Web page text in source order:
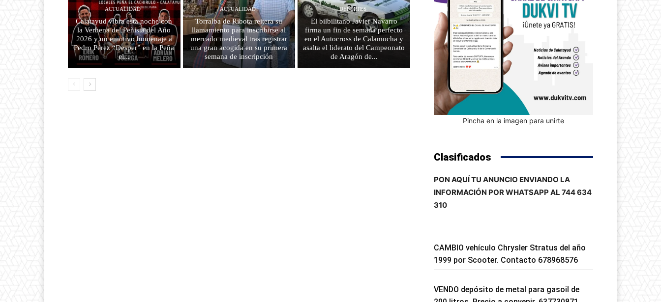
ACTUALIDAD
Calatayud vibra esta noche con
la Verbena del Peñista del Año
2026 y un emotivo homenaje a
Pedro Pérez “Desper” en la Peña
el...
ACTUALIDAD
Torralba de Ribota reitera su
llamamiento para inscribirse al
mercado medieval tras registrar
una gran acogida en su primera
semana de inscripción
DEPORTES
El bilbilitano Javier Navarro
firma un fin de semana perfecto
en el Autocross de Calamocha y
asalta el liderato del Campeonato
de Aragón de...
Pincha en la imagen para unirte
Clasificados
PON AQUÍ TU ANUNCIO ENVIANDO LA
INFORMACIÓN POR WHATSAPP AL 744 634
310
CAMBIO vehículo Chrysler Stratus del año
1999 por Scooter. Contacto 678968576
VENDO depósito de metal para gasoil de